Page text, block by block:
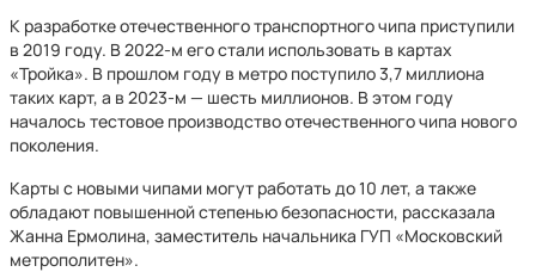
К разработке отечественного транспортного чипа приступили
в 2019 году. В 2022-м его стали использовать в картах
«Тройка». В прошлом году в метро поступило 3,7 миллиона
таких карт, а в 2023-м — шесть миллионов. В этом году
началось тестовое производство отечественного чипа нового
поколения.
Карты с новыми чипами могут работать до 10 лет, а также
обладают повышенной степенью безопасности, рассказала
Жанна Ермолина, заместитель начальника ГУП «Московский
метрополитен».